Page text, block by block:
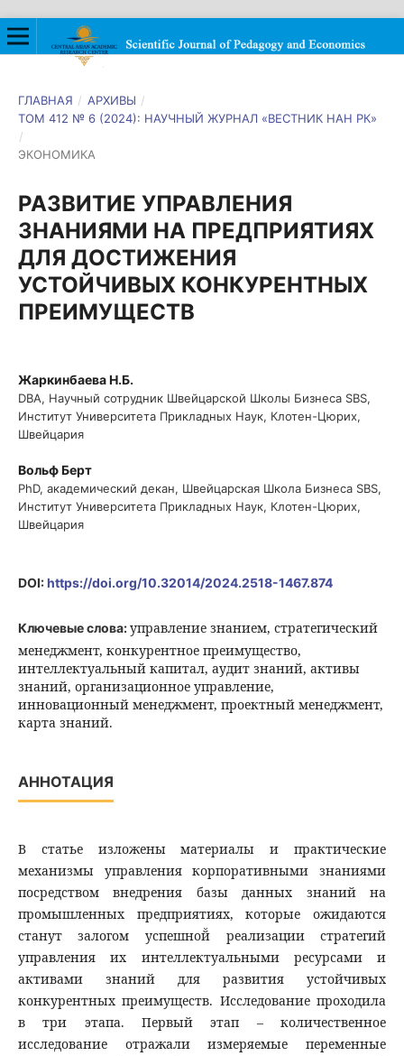
ГЛАВНАЯ / АРХИВЫ /
ТОМ 412 № 6 (2024): НАУЧНЫЙ ЖУРНАЛ «ВЕСТНИК НАН РК»
/
ЭКОНОМИКА
РАЗВИТИЕ УПРАВЛЕНИЯ
ЗНАНИЯМИ НА ПРЕДПРИЯТИЯХ
ДЛЯ ДОСТИЖЕНИЯ
УСТОЙЧИВЫХ КОНКУРЕНТНЫХ
ПРЕИМУЩЕСТВ
Жаркинбаева Н.Б.
DBA, Научный сотрудник Швейцарской Школы Бизнеса SBS,
Институт Университета Прикладных Наук, Клотен-Цюрих,
Швейцария
Вольф Берт
PhD, академический декан, Швейцарская Школа Бизнеса SBS,
Институт Университета Прикладных Наук, Клотен-Цюрих,
Швейцария
DOI:https://doi.org/10.32014/2024.2518-1467.874
Ключевые слова:управление знанием, стратегический
менеджмент, конкурентное преимущество,
интеллектуальный капитал, аудит знаний, активы
знаний, организационное управление,
инновационный менеджмент, проектный менеджмент,
карта знаний.
АННОТАЦИЯ
В статье изложены материалы и практические
механизмы управления корпоративными знаниями
посредством внедрения базы данных знаний на
промышленных предприятиях, которые ожидаются
станут залогом успешной̆ реализации стратегий
управления их интеллектуальными ресурсами и
активами знаний для развития устойчивых
конкурентных преимуществ. Исследование проходила
в три этапа. Первый этап – количественное
исследование отражали измеряемые переменные